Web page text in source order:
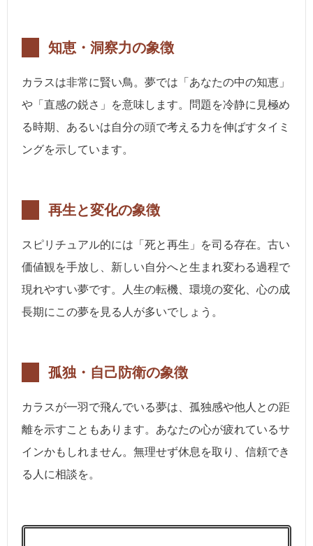
知恵・洞察力の象徴
カラスは非常に賢い鳥。夢では「あなたの中の知恵」
や「直感の鋭さ」を意味します。問題を冷静に見極め
る時期、あるいは自分の頭で考える力を伸ばすタイミ
ングを示しています。
再生と変化の象徴
スピリチュアル的には「死と再生」を司る存在。古い
価値観を手放し、新しい自分へと生まれ変わる過程で
現れやすい夢です。人生の転機、環境の変化、心の成
長期にこの夢を見る人が多いでしょう。
孤独・自己防衛の象徴
カラスが一羽で飛んでいる夢は、孤独感や他人との距
離を示すこともあります。あなたの心が疲れているサ
インかもしれません。無理せず休息を取り、信頼でき
る人に相談を。